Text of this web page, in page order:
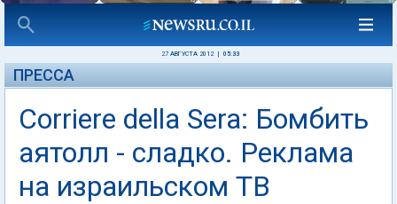
27 АВГУСТА 2012 05:33
ПРЕССА
Corriere della Sera: Бомбить
аятолл - сладко. Реклама
на израильском ТВ